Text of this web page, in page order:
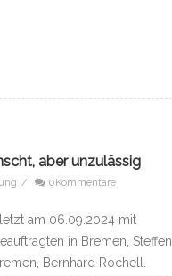
aber unzulässig
/ 0Kommentare
am 06.09.2024 mit
in Bremen, Steffen
Bernhard Rochell.